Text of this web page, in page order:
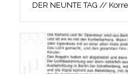
DER NEUNTE TAG //